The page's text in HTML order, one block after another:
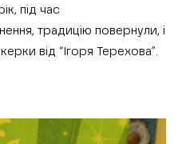
під час
традицію повернули, і
від “Ігоря Терехова”.